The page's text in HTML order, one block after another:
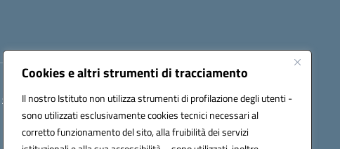
Cookies e altri strumenti di tracciamento
Il nostro Istituto non utilizza strumenti di profilazione degli utenti -
sono utilizzati esclusivamente cookies tecnici necessari al
corretto funzionamento del sito, alla fruibilità dei servizi
saic8at00d@pec.istruzione.it